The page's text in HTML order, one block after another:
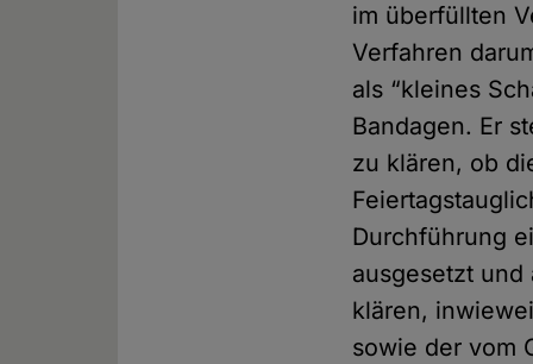
im überfüllten
Verfahren
als “kleines
Bandagen. Er
zu klären, ob
Durchführung
ausgesetzt
klären,
sowie der vom